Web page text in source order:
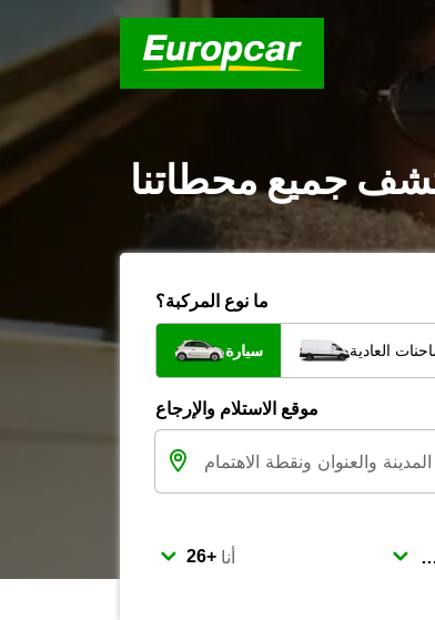
جميع محطاتنا
ما نوع المركبة؟
سيارة العادية
موقع الاستلام والإرجاع
أنا